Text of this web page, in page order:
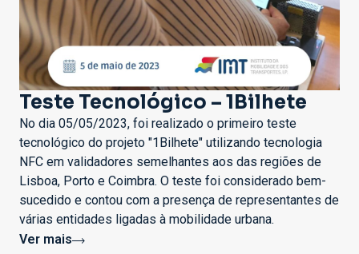
Teste Tecnológico – 1Bilhete
No dia 05/05/2023, foi realizado o primeiro teste
tecnológico do projeto "1Bilhete" utilizando tecnologia
NFC em validadores semelhantes aos das regiões de
Lisboa, Porto e Coimbra. O teste foi considerado bem-
sucedido e contou com a presença de representantes de
várias entidades ligadas à mobilidade urbana.
Ver mais